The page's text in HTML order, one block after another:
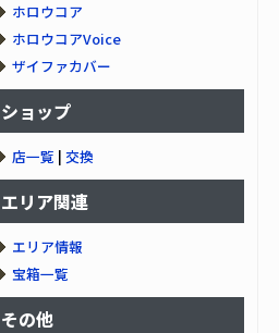
ホロウコア
ホロウコアVoice
ザイファカバー
ショップ
店一覧 | 交換
エリア関連
エリア情報
宝箱一覧
その他